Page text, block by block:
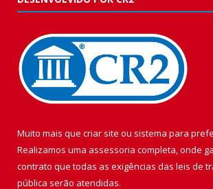
Muito mais que criar site ou sistema para
Realizamos uma assessoria completa, onde
contrato que todas as exigências das leis de
pública serão atendidas.